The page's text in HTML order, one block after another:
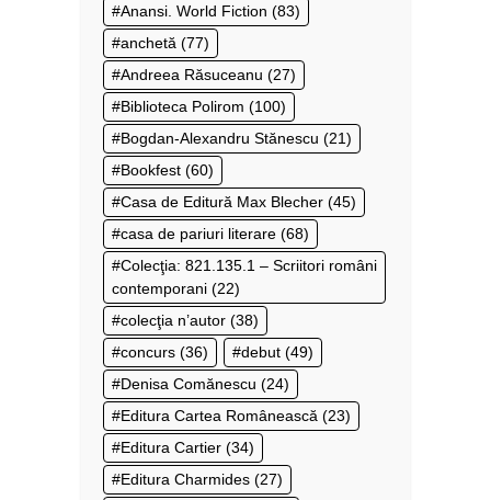
Anansi. World Fiction (83)
anchetă (77)
Andreea Răsuceanu (27)
Biblioteca Polirom (100)
Bogdan-Alexandru Stănescu (21)
Bookfest (60)
Casa de Editură Max Blecher (45)
casa de pariuri literare (68)
Colecţia: 821.135.1 – Scriitori români
contemporani (22)
colecţia n’autor (38)
concurs (36) debut (49)
Denisa Comănescu (24)
Editura Cartea Românească (23)
Editura Cartier (34)
Editura Charmides (27)